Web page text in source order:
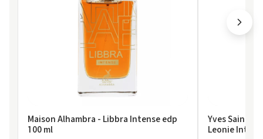
Maison Alhambra - Libbra Intense edp
100 ml
Yves Saint
Leonie